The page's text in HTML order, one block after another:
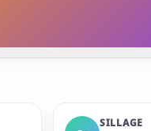
SILLAGE